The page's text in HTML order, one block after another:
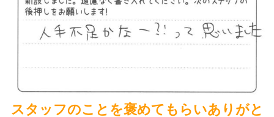
スタッフのことを褒めてもらいありがと